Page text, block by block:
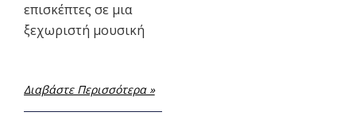
επισκέπτες σε μια
ξεχωριστή μουσική
Διαβάστε Περισσότερα »